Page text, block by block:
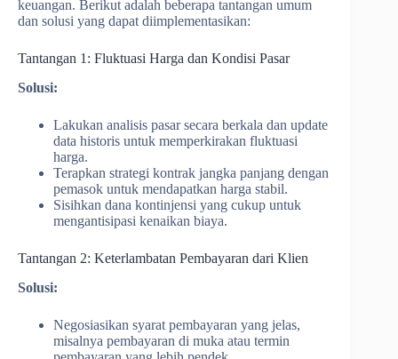
keuangan. Berikut adalah beberapa tantangan umum
dan solusi yang dapat diimplementasikan:
Tantangan 1: Fluktuasi Harga dan Kondisi Pasar
Solusi:
Lakukan analisis pasar secara berkala dan update
data historis untuk memperkirakan fluktuasi
harga.
Terapkan strategi kontrak jangka panjang dengan
pemasok untuk mendapatkan harga stabil.
Sisihkan dana kontinjensi yang cukup untuk
mengantisipasi kenaikan biaya.
Tantangan 2: Keterlambatan Pembayaran dari Klien
Solusi:
Negosiasikan syarat pembayaran yang jelas,
misalnya pembayaran di muka atau termin